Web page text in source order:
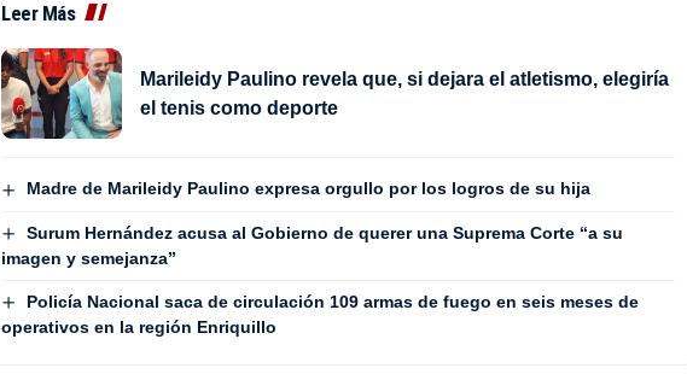
Leer Más
Marileidy Paulino revela que, si dejara el atletismo, elegiría
el tenis como deporte
Madre de Marileidy Paulino expresa orgullo por los logros de su hija
Surum Hernández acusa al Gobierno de querer una Suprema Corte “a su
imagen y semejanza”
Policía Nacional saca de circulación 109 armas de fuego en seis meses de
operativos en la región Enriquillo